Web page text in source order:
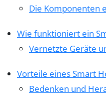
Die Komponenten
Wie funktioniert ein
Vernetzte Geräte
Vorteile eines Smart
Bedenken und